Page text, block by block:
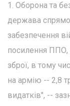
1. Оборона та
держава
забезпечення
посилення ППО,
зброї, в тому
на армію -- 2,8
видатків", --